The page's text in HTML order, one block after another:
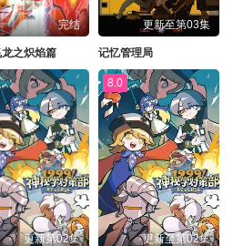
完结
之炽焰篇
更新至第03集
记忆管理局
更新第02集
8.0
更新至第02集